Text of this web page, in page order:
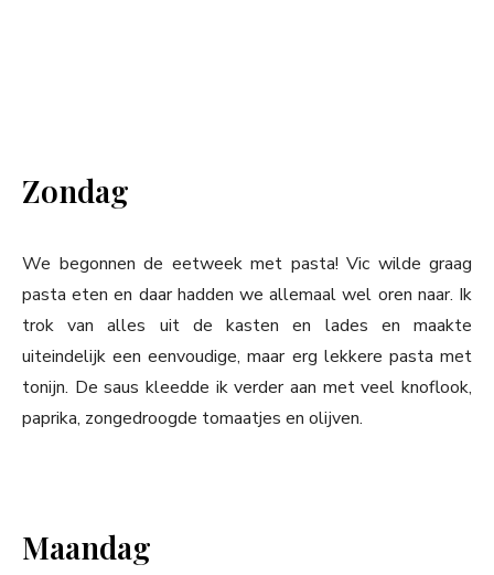
Zondag
We begonnen de eetweek met pasta! Vic wilde graag
pasta eten en daar hadden we allemaal wel oren naar. Ik
trok van alles uit de kasten en lades en maakte
uiteindelijk een eenvoudige, maar erg lekkere pasta met
tonijn. De saus kleedde ik verder aan met veel knoflook,
paprika, zongedroogde tomaatjes en olijven.
Maandag